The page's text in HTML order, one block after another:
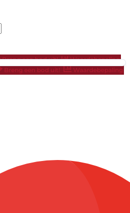
Breng een bod uit!
Waardebepaling
Breng een bod uit! Waardebepaling